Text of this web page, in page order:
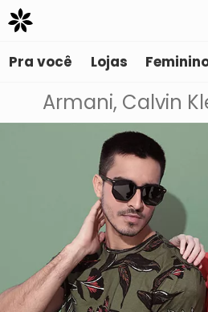
Pra você Lojas
Armani, Calvin